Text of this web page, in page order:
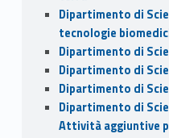
Dipartimento di
tecnologie
Dipartimento di
Dipartimento di
Dipartimento di
Dipartimento di
Attività aggiuntive